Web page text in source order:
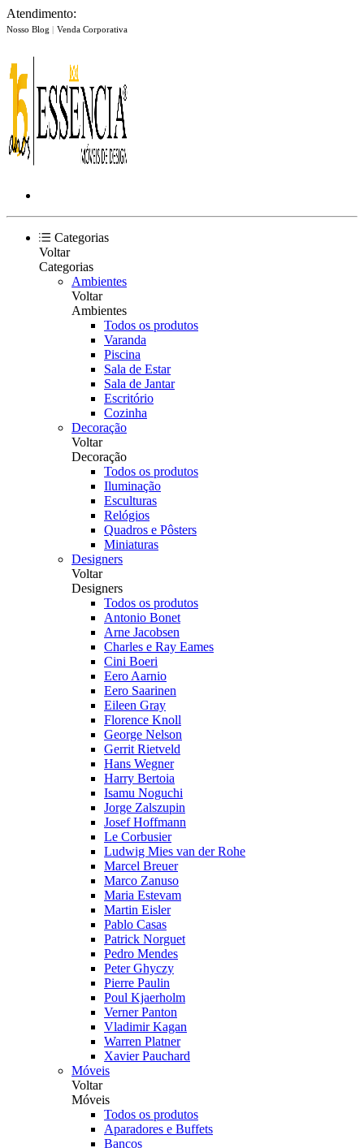
Atendimento:
Nosso Blog | Venda Corporativa
Categorias
Voltar
Categorias
Ambientes
Voltar
Ambientes
Todos os produtos
Varanda
Piscina
Sala de Estar
Sala de Jantar
Escritório
Cozinha
Decoração
Voltar
Decoração
Todos os produtos
Iluminação
Esculturas
Relógios
Quadros e Pôsters
Miniaturas
Designers
Voltar
Designers
Todos os produtos
Antonio Bonet
Arne Jacobsen
Charles e Ray Eames
Cini Boeri
Eero Aarnio
Eero Saarinen
Eileen Gray
Florence Knoll
George Nelson
Gerrit Rietveld
Hans Wegner
Harry Bertoia
Isamu Noguchi
Jorge Zalszupin
Josef Hoffmann
Le Corbusier
Ludwig Mies van der Rohe
Marcel Breuer
Marco Zanuso
Maria Estevam
Martin Eisler
Pablo Casas
Patrick Norguet
Pedro Mendes
Peter Ghyczy
Pierre Paulin
Poul Kjaerholm
Verner Panton
Vladimir Kagan
Warren Platner
Xavier Pauchard
Móveis
Voltar
Móveis
Todos os produtos
Aparadores e Buffets
Bancos